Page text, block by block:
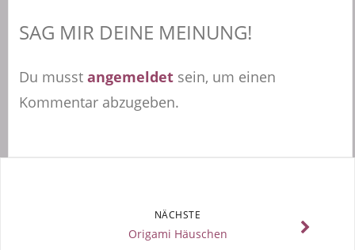
SAG MIR DEINE MEINUNG!
Du musst angemeldetsein, um einen
Kommentar abzugeben.
NÄCHSTE
Origami Häuschen